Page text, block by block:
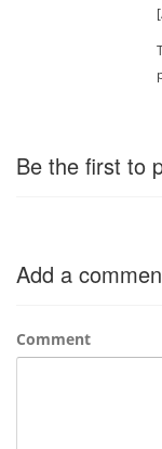
Be the first to
Add a
Comment